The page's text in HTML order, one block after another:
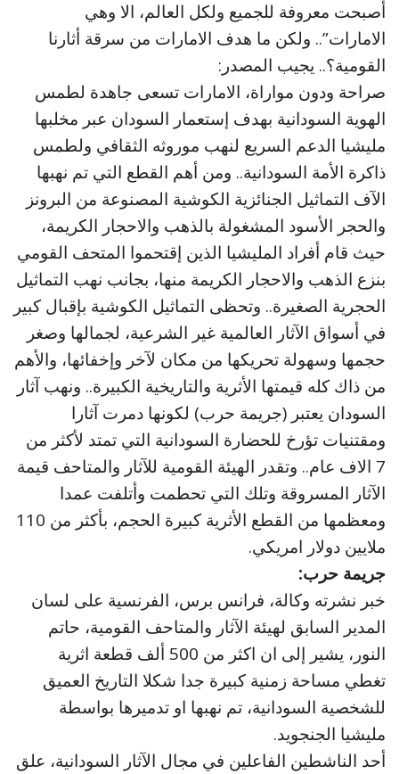
أصبحت معروفة للجميع ولكل العالم، الا وهي
الامارات”.. ولكن ما هدف الامارات من سرقة أثارنا
القومية؟.. يجيب المصدر:
صراحة ودون مواراة، الامارات تسعى جاهدة لطمس
الهوية السودانية بهدف إستعمار السودان عبر مخلبها
مليشيا الدعم السريع لنهب موروثه الثقافي ولطمس
ذاكرة الأمة السودانية.. ومن أهم القطع التي تم نهبها
الآف التماثيل الجنائزية الكوشية المصنوعة من البرونز
والحجر الأسود المشغولة بالذهب والاحجار الكريمة،
حيث قام أفراد المليشيا الذين إقتحموا المتحف القومي
بنزع الذهب والاحجار الكريمة منها، بجانب نهب التماثيل
الحجرية الصغيرة.. وتحظى التماثيل الكوشية بإقبال كبير
في أسواق الآثار العالمية غير الشرعية، لجمالها وصغر
حجمها وسهولة تحريكها من مكان لآخر وإخفائها، والأهم
من ذاك كله قيمتها الأثرية والتاريخية الكبيرة.. ونهب آثار
السودان يعتبر (جريمة حرب) لكونها دمرت آثارا
ومقتنيات تؤرخ للحضارة السودانية التي تمتد لأكثر من
7 الاف عام.. وتقدر الهيئة القومية للآثار والمتاحف قيمة
الآثار المسروقة وتلك التي تحطمت وأتلفت عمدا
ومعظمها من القطع الأثرية كبيرة الحجم، بأكثر من 110
ملايين دولار امريكي.
جريمة حرب:
خبر نشرته وكالة، فرانس برس، الفرنسية على لسان
المدير السابق لهيئة الآثار والمتاحف القومية، حاتم
النور، يشير إلى ان اكثر من 500 ألف قطعة اثرية
تغطي مساحة زمنية كبيرة جدا شكلا التاريخ العميق
للشخصية السودانية، تم نهبها او تدميرها بواسطة
مليشيا الجنجويد.
أحد الناشطين الفاعلين في مجال الآثار السودانية، علق